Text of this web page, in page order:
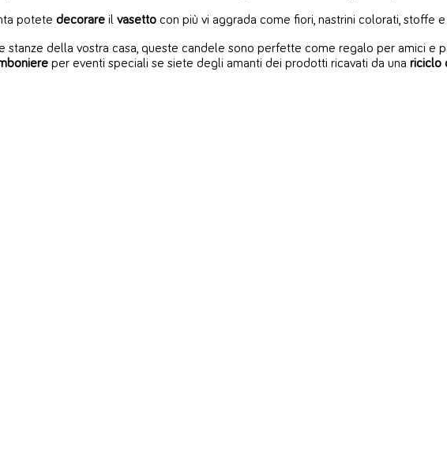
potete decorare il vasetto con più vi aggrada come fiori, nastrini colorati, stoffe
della vostra casa, queste candele sono perfette come regalo per amici e
per eventi speciali se siete degli amanti dei prodotti ricavati da una riciclo